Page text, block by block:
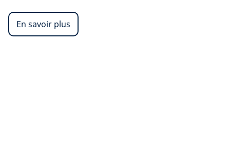
En savoir plus